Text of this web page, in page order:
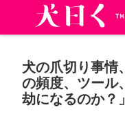
犬の爪切り事
の頻度、ツール
劫になるのか？」